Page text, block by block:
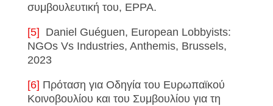
συμβουλευτική του, EPPA.
[5] Daniel Guéguen, European Lobbyists:
NGOs Vs Industries, Anthemis, Brussels,
2023
[6] Πρόταση για Οδηγία του Ευρωπαϊκού
Κοινοβουλίου και του Συμβουλίου για τη